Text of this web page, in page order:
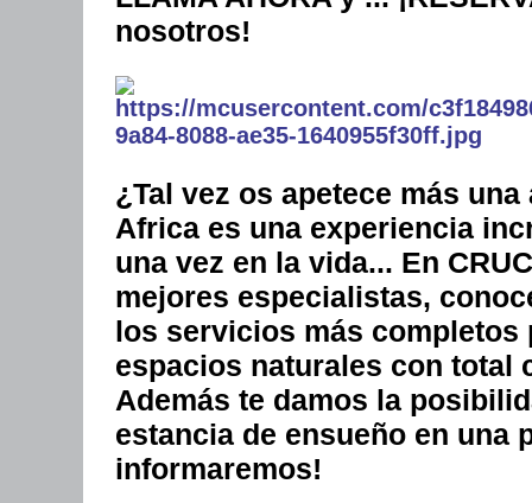
nosotros!
¿Tal vez os apetece más
Africa es una experiencia
una vez en la vida... En
mejores especialistas,
los servicios más completos
espacios naturales con total
Además te damos la
estancia de ensueño en una
informaremos!